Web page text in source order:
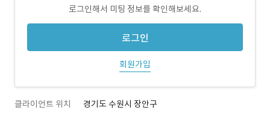
로그인해서 미팅 정보를 확인해보세요.
로그인
회원가입
클라이언트 위치 경기도 수원시 장안구